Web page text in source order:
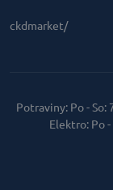
ckdmarket/
Potraviny: Po - So:
Elektro: Po -